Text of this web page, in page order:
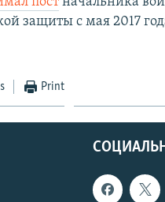
защиты с мая 2017
Print